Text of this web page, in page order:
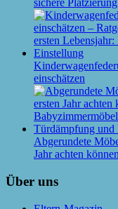
sichere
einschätzen
Abgerundete
Jahr achten können
Über uns